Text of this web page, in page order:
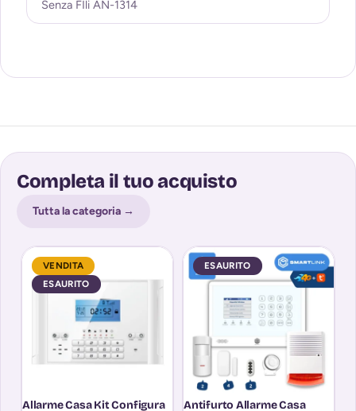
Senza FIli AN-1314
Completa il tuo acquisto
Tutta la categoria →
VENDITA
ESAURITO
Allarme Casa Kit Configura
ESAURITO
Antifurto Allarme Casa